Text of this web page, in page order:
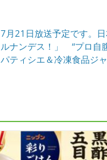
7月21日放送予定です。
ルナンデス！」 “プロ自
パティシエ＆冷凍食品ジ